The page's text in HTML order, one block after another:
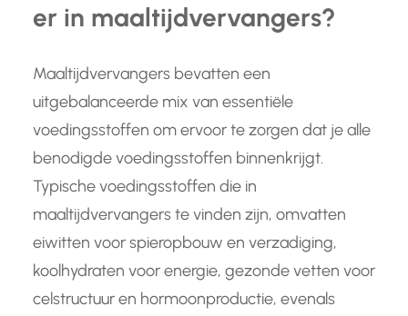
er in maaltijdvervangers?
Maaltijdvervangers bevatten een
uitgebalanceerde mix van essentiële
voedingsstoffen om ervoor te zorgen dat je alle
benodigde voedingsstoffen binnenkrijgt.
Typische voedingsstoffen die in
maaltijdvervangers te vinden zijn, omvatten
eiwitten voor spieropbouw en verzadiging,
koolhydraten voor energie, gezonde vetten voor
celstructuur en hormoonproductie, evenals